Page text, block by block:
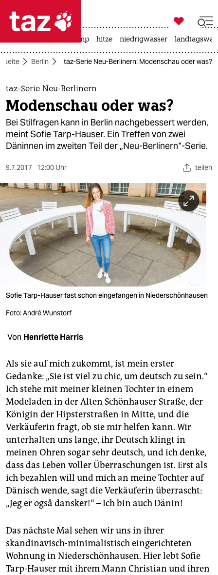
 taz zahl ich
taz zahl ich
themen
politik
öko
sport
berlin
nord
wahrheit
shop
fragen & hilfe
unterstützen
abo
genossenschaft
epaper login

taz zahl ich
usa unter trump hitze niedrigwasser
Berlin taz-Serie Neu-Berlinern: Modenschau oder was?
taz-Serie Neu-Berlinern
Modenschau oder was?
Bei Stilfragen kann in Berlin nachgebessert werden,
meint Sofie Tarp-Hauser. Ein Treffen von zwei
Däninnen im zweiten Teil der „Neu-Berlinern“-Serie.
9.7.2017 12:00 Uhr teilen
Sofie Tarp-Hauser fast schon eingefangen in Niederschönhausen
Foto: André Wunstorf
Von Henriette Harris
Als sie auf mich zukommt, ist mein erster
Gedanke: „Sie ist viel zu chic, um deutsch zu sein.“
Ich stehe mit meiner kleinen Tochter in einem
Modeladen in der Alten Schönhauser Straße, der
Königin der Hipsterstraßen in Mitte, und die
Verkäuferin fragt, ob sie mir helfen kann. Wir
unterhalten uns lange, ihr Deutsch klingt in
meinen Ohren sogar sehr deutsch, und ich denke,
dass das Leben voller Überraschungen ist. Erst als
ich bezahlen will und mich an meine Tochter auf
Dänisch wende, sagt die Verkäuferin überrascht:
„Jeg er også dansker!“ – Ich bin auch Dänin!
Das nächste Mal sehen wir uns in ihrer
skandinavisch-minimalistisch eingerichteten
Wohnung in Niederschönhausen. Hier lebt Sofie
Tarp-Hauser mit ihrem Mann Christian und ihren